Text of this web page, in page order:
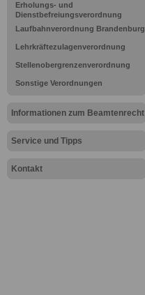
Erholungs- und
Dienstbefreiungsverordnung
Laufbahnverordnung Brandenburg
Lehrkräftezulagenverordnung
Stellenobergrenzenverordnung
Sonstige Verordnungen
Informationen zum Beamtenrecht
Service und Tipps
Kontakt